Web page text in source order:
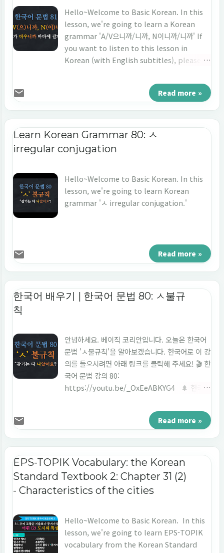
Hello~Welcome to Basic Korean. In this
lesson, we're going to learn a Korean
grammar 'A/V으니까/니까, N이니까/니까' If
you want to listen to this lesson in
Korean (with English subtitles), please
https://youtu.be/xmgheSDPtaI 🌲 Korean
Grammar 81: A/V -으느까/니까, N -이니까/니
까 (You can have this post in Korean. )
Let's look at examples first and see how
today's grammar is used. 1. A short
conversation - The [sky blue] is
번 주말에 어디로 놀러 갈까요? (Where
shall we go this weekend?) - 나나: 날
씨가 더우니까 바다로 갈까요? (Because
니까' Let's look at today's grammar! 2.
Usage '(으)니까' attache...
Read more »
Learn Korean Grammar 80: ㅅ
irregular conjugation
Hello~Welcome to Basic Korean. In this
lesson, we're going to learn Korean
grammar 'ㅅ irregular conjugation.'
Read more »
한국어 배우기 | 한국어 문법 80: ㅅ불규
칙
안녕하세요. 베이직 코리안입니다. 오늘은 한국어
문법 'ㅅ불규칙'을 알아보겠습니다. 한국어로 이 강
의를 들으시려면 아래 링크를 클릭해 주세요! 🎬 한
국어 문법 강의 80:
https://youtu.be/_OxEeABKYG4 🌲 한국어
in English. ) 먼저 오늘의 문법이 문장에서 어떻
게 쓰이는지 예문 볼게요. 1. 예문 - [발음] 입니다.
ㅅ 불규칙 예문 [Translation] - 나나: 미소 씨, 감
기는 다 나았어요 ? - 미소: 아니요. 약을 먹
었는데도 잘 낫지 않네요 . 여기에서 오늘 배울 문
법은 '나았어요, 낫지 않네요.'입니다. 모두 동사
'낫다'에서 활용한 표현이에요. 그럼 오늘의 문법
자세히 알아볼게요. 2. ㅅ불규칙 2.1 낫지 않네요
요'를 비교해 볼게요. 먼저 '낫지 않네요'를 볼게요.
낫지 않네요: 낫다 + 지 않네요 '낫지 않네요'는 동
사 '낫다' 뒤에 자음으로 시작하는 어미 '지 않네
Read more »
EPS-TOPIK Vocabulary: the Korean
Standard Textbook 2: Chapter 31 (2)
- Characteristics of the cities
Hello~Welcome to Basic Korean. In this
lesson, we're going to learn EPS-TOPIK
vocabulary from the Korean Standard